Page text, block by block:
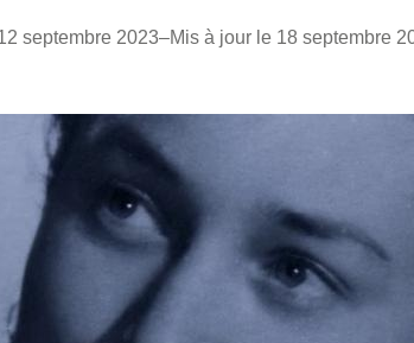
septembre 2023–Mis à jour le 18 septembre